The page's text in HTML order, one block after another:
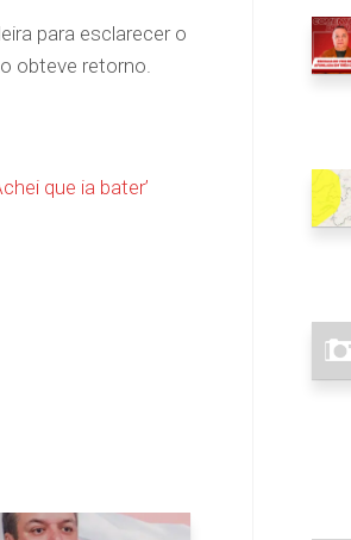
para esclarecer o
obteve retorno.
que ia bater’